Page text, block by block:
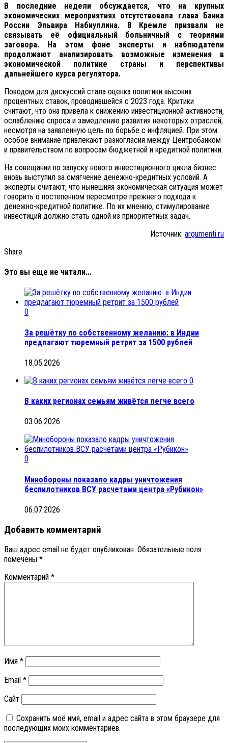
В последние недели обсуждается, что на крупных
экономических мероприятиях отсутствовала глава Банка
России Эльвира Набиуллина. В Кремле призвали не
связывать её официальный больничный с теориями
заговора. На этом фоне эксперты и наблюдатели
продолжают анализировать возможные изменения в
экономической политике страны и перспективы
дальнейшего курса регулятора.
Поводом для дискуссий стала оценка политики высоких
процентных ставок, проводившейся с 2023 года. Критики
считают, что она привела к снижению инвестиционной активности,
ослаблению спроса и замедлению развития некоторых отраслей,
несмотря на заявленную цель по борьбе с инфляцией. При этом
особое внимание привлекают разногласия между Центробанком
и правительством по вопросам бюджетной и кредитной политики.
На совещании по запуску нового инвестиционного цикла бизнес
вновь выступил за смягчение денежно-кредитных условий. А
эксперты считают, что нынешняя экономическая ситуация может
говорить о постепенном пересмотре прежнего подхода к
денежно-кредитной политике. По их мнению, стимулирование
инвестиций должно стать одной из приоритетных задач.
Источник: argumenti.ru
Share
Это вы еще не читали...
0
За решётку по собственному желанию: в Индии
предлагают тюремный ретрит за 1500 рублей
18.05.2026
0
В каких регионах семьям живётся легче всего
03.06.2026
0
Минобороны показало кадры уничтожения
беспилотников ВСУ расчетами центра «Рубикон»
06.07.2026
Добавить комментарий
Ваш адрес email не будет опубликован. Обязательные поля
помечены *
Комментарий *
Имя *
Email *
Сайт
Сохранить моё имя, email и адрес сайта в этом браузере для
последующих моих комментариев.